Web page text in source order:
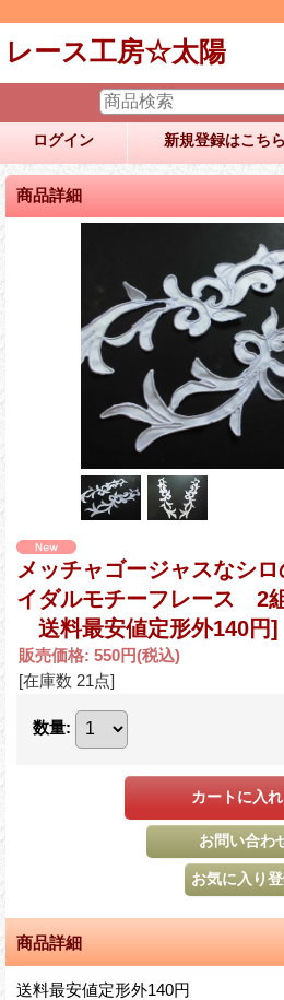
レース工房☆太陽
ログイン 新規登録はこちら
商品詳細
メッチャゴージャスなシ
イダルモチーフレース 2
送料最安値定形外140円]
販売価格: 550円(税込)
[在庫数 21点]
数量:
商品詳細
送料最安値定形外140円